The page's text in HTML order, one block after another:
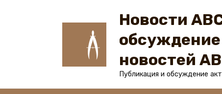
Новости
новостей
Публикация и обсуждение